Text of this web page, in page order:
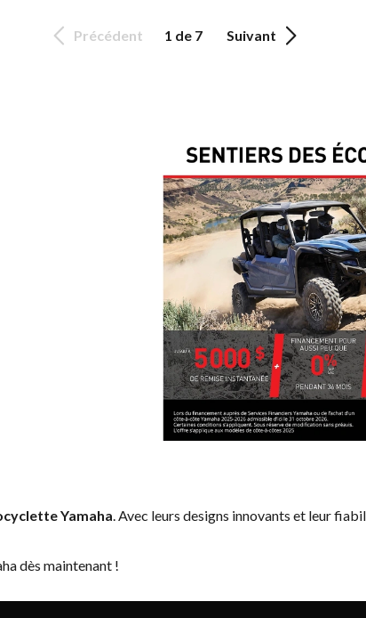
Précédent 1 de 7 Suivant
Yamaha. Avec leurs designs innovants et leur
dès maintenant !